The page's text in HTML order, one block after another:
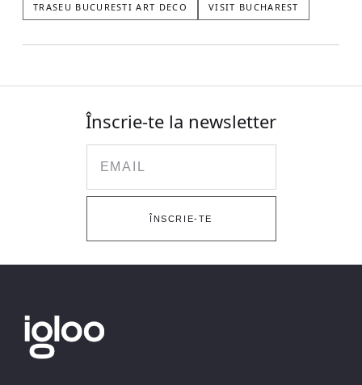
TRASEU BUCURESTI ART DECO VISIT BUCHAREST
Înscrie-te la newsletter
ÎNSCRIE-TE